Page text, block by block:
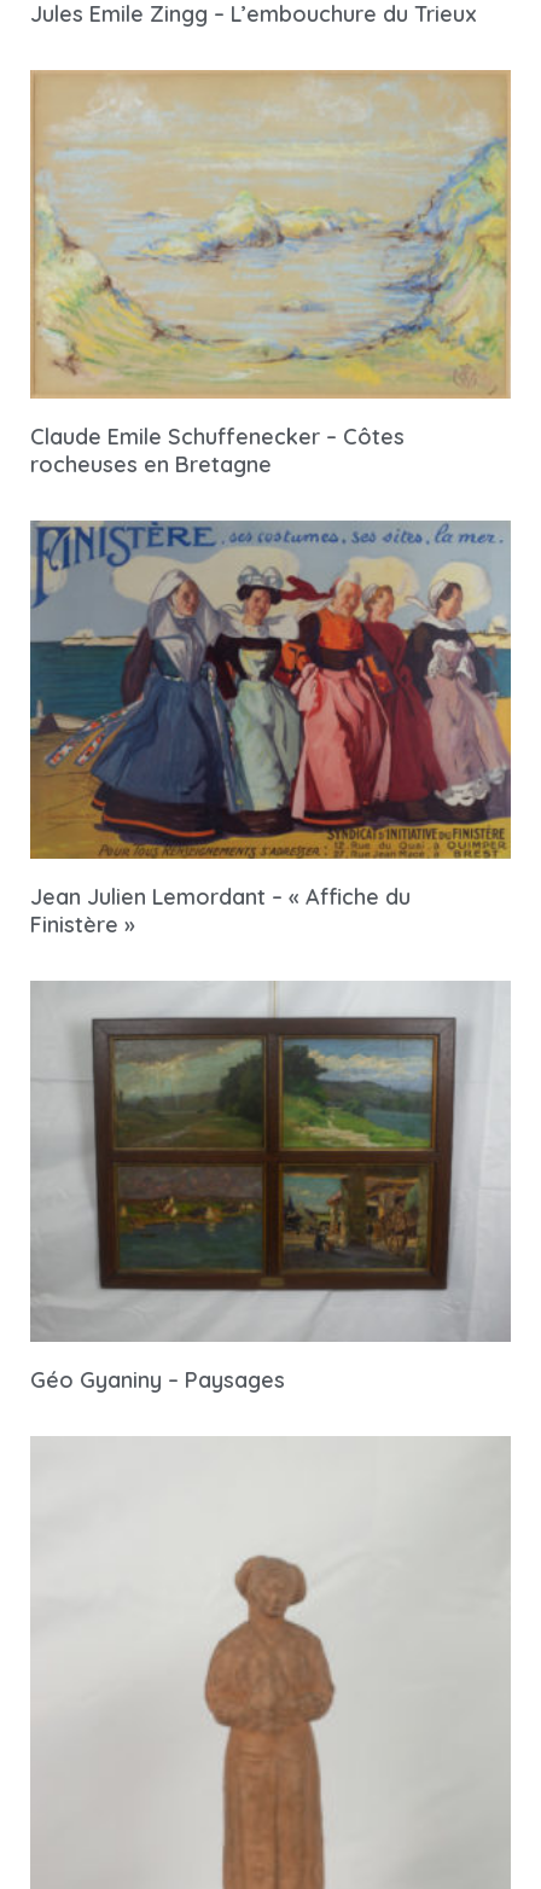
Jules Emile Zingg – L’embouchure du Trieux
Claude Emile Schuffenecker – Côtes
rocheuses en Bretagne
Jean Julien Lemordant – « Affiche du
Finistère »
Géo Gyaniny – Paysages